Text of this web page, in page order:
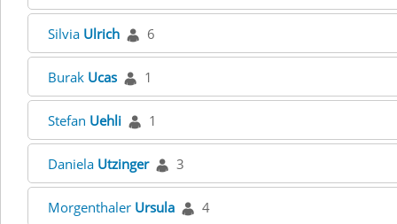
Silvia Ulrich 6
Burak Ucas 1
Stefan Uehli 1
Daniela Utzinger 3
Morgenthaler Ursula 4